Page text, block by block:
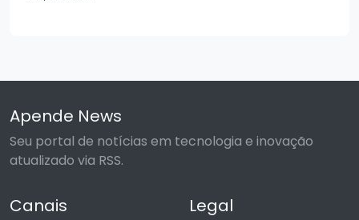
Apende News
Seu portal de notícias em tecnologia e inovação
atualizado via RSS.
Canais Legal